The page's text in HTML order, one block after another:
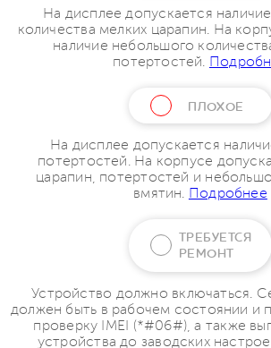
На дисплее допускается
количества мелких царапин. На
наличие небольшого
потертостей.
ПЛОХОЕ
На дисплее допускается
потертостей. На корпусе
царапин, потертостей и
вмятин. Подробнее
ТРЕБУЕТСЯ
РЕМОНТ
Устройство должно включаться.
должен быть в рабочем состоянии и
проверку IMEI (*#06#), а также
устройства до заводских